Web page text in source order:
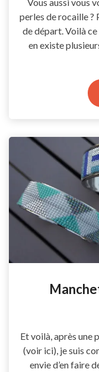
perles de rocaille ?
de départ. Voilà
en existe
Et voilà, après une
(voir ici), je suis
envie d’en faire